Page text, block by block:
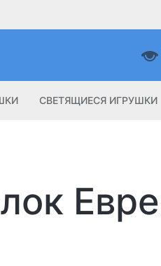
СВЕТЯЩИЕСЯ ИГРУШКИ